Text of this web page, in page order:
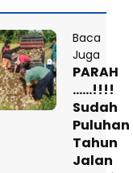
Baca
Juga
PARAH
……!!!!
Sudah
Puluhan
Tahun
Jalan